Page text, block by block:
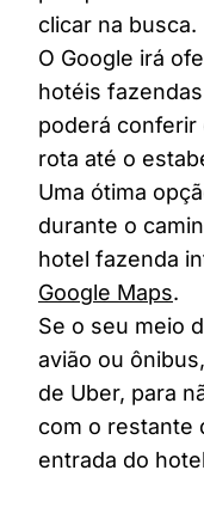
clicar na busca.
O Google irá
hotéis
poderá conferir
rota até o
Uma ótima
durante o
hotel fazenda
Google Maps.
Se o seu meio
avião ou
de Uber, para
com o restante
entrada do